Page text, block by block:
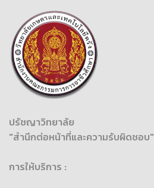
ปรัชญาวิทยาลัย
"สำนึกต่อหน้าที่และความรับผิดชอบ"
การให้บริการ :